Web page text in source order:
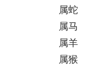
属蛇
属马
属羊
属猴